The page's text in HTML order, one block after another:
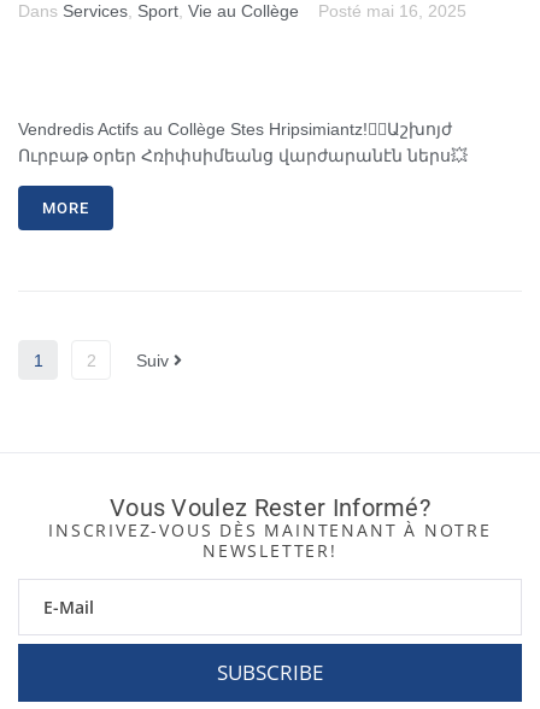
Dans Services Sport Vie au Collège Posté mai 16, 2025
Vendredis Actifs au Collège Stes Hripsimiantz!🤸‍♂️Աշխոյժ
Ուրբաթ օրեր Հռիփսիմեանց վարժարանէն ներս💥
MORE
1 2 Suiv
Vous Voulez Rester Informé?
INSCRIVEZ-VOUS DÈS MAINTENANT À NOTRE
NEWSLETTER!
SUBSCRIBE